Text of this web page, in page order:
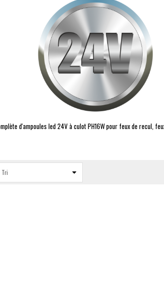
d'ampoules led 24V à culot PH16W pour feux de recul,
Tri